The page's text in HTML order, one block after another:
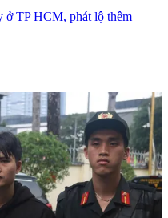
ở TP HCM, phát lộ thêm